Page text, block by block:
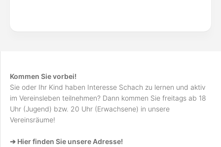
Kommen Sie vorbei!
Sie oder Ihr Kind haben Interesse Schach zu lernen und aktiv
im Vereinsleben teilnehmen? Dann kommen Sie freitags ab 18
Uhr (Jugend) bzw. 20 Uhr (Erwachsene) in unsere
Vereinsräume!
➔ Hier finden Sie unsere Adresse!